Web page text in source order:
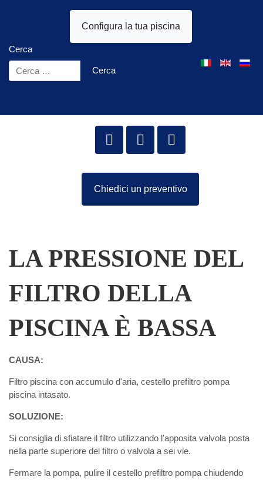
Configura la tua piscina
Cerca
Cerca
Seleziona la tua
Chiedici un preventivo
LA PRESSIONE DEL
FILTRO DELLA
PISCINA È BASSA
CAUSA:
Filtro piscina con accumulo d'aria, cestello prefiltro pompa
piscina intasato.
SOLUZIONE:
Si consiglia di sfiatare il filtro utilizzando l'apposita valvola posta
nella parte superiore del filtro o valvola a sei vie.
Fermare la pompa, pulire il cestello prefiltro pompa chiudendo